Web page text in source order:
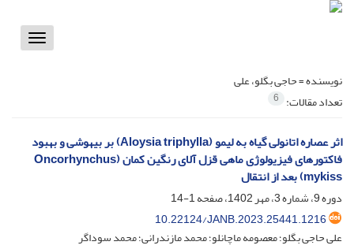
Toggle
نویسنده =حاجی بگلو، علی
تعداد مقالات: 6
اثر عصاره اتانولی گیاه به لیمو (Aloysia triphylla) بر بیهوشی و بهبود
فاکتورهای فیزیولوژی ماهی قزل آلای رنگین کمان (Oncorhynchus
mykiss) بعد از انتقال
دوره 9، شماره 3، مهر 1402، صفحه
1-14
10.22124/JANB.2023.25441.1216
علی حاجی بگلو؛ معصومه ماچانلو؛ محمد مازندرانی؛ محمد سوداگر